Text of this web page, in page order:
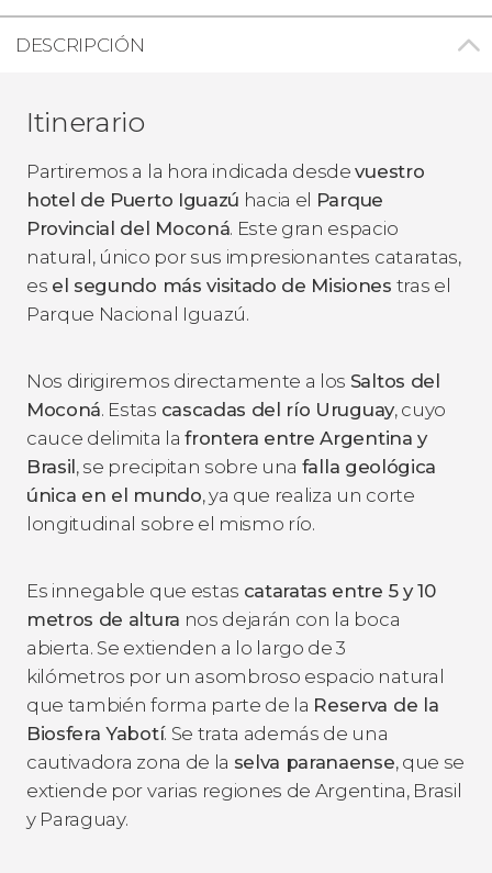
DESCRIPCIÓN
Itinerario
Partiremos a la hora indicada desdevuestro
hotel de Puerto Iguazú hacia el Parque
Provincial del Moconá. Este gran espacio
natural, único por sus impresionantes cataratas,
es el segundo más visitado de Misiones tras el
Parque Nacional Iguazú.
Nos dirigiremos directamente a los Saltos del
Moconá. Estas cascadas del río Uruguay, cuyo
cauce delimita lafrontera entre Argentina y
Brasil, se precipitan sobre una falla geológica
única en el mundo, ya que realiza un corte
longitudinal sobre el mismo río.
Es innegable que estas cataratas entre 5 y 10
metros de altura nos dejarán con la boca
abierta. Se extienden a lo largo de 3
kilómetros por un asombroso espacio natural
que también forma parte de la Reserva de la
Biosfera Yabotí. Se trata además de una
cautivadora zona de la selva paranaense, que se
extiende por varias regiones de Argentina, Brasil
y Paraguay.